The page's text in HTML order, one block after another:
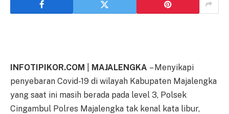
INFOTIPIKOR.COM MAJALENGKA – Menyikapi
penyebaran Covid-19 di wilayah Kabupaten Majalengka
yang saat ini masih berada pada level 3, Polsek
Cingambul Polres Majalengka tak kenal kata libur,